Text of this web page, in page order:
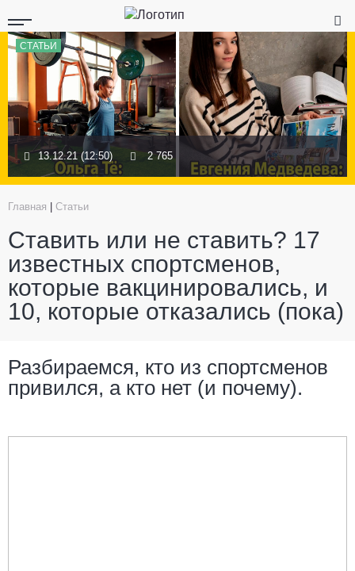
СТАТЬИ
13.12.21 (12:50) 2 765
Главная Статьи
Ставить или не ставить? 17
известных спортсменов,
которые вакцинировались, и
10, которые отказались (пока)
Разбираемся, кто из спортсменов
привился, а кто нет (и почему).